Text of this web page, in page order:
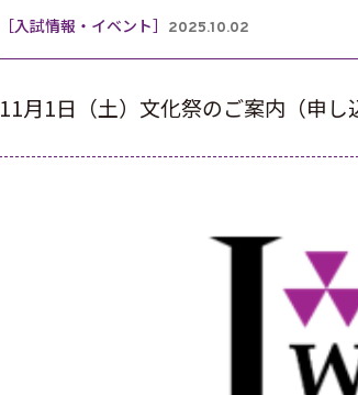
［入試情報・イベント］ 2025.10.02
11月1日（土）文化祭のご案内（申し